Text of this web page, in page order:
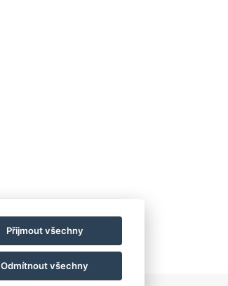
Přijmout všechny
Odmítnout všechny